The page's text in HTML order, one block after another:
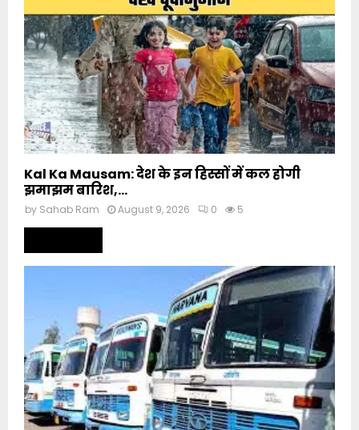
Kal Ka Mausam: देश के इन हिस्सों में कल होगी
झमाझम बारिश,...
by Sahab Ram August 9, 2026 0 5